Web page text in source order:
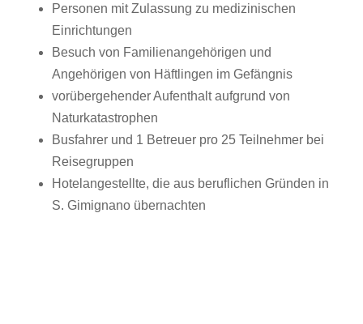
Personen mit Zulassung zu medizinischen
Einrichtungen
Besuch von Familienangehörigen und
Angehörigen von Häftlingen im Gefängnis
vorübergehender Aufenthalt aufgrund von
Naturkatastrophen
Busfahrer und 1 Betreuer pro 25 Teilnehmer bei
Reisegruppen
Hotelangestellte, die aus beruflichen Gründen in
S. Gimignano übernachten